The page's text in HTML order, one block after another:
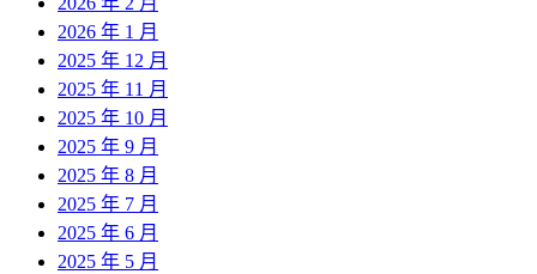
2026 年 1 月
2025 年 12 月
2025 年 11 月
2025 年 10 月
2025 年 9 月
2025 年 8 月
2025 年 7 月
2025 年 6 月
2025 年 5 月